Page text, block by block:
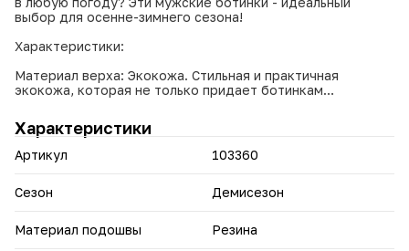
выбор для осенне-зимнего сезона!
Характеристики:
Материал верха: Экокожа. Стильная и практичная
экокожа, которая не только придает ботинкам
Материал подклада: Ворсин. Теплый и мягкий материал,
создающий ощущение уюта и комфорта, сохраняющий
тепло в холодную погоду.
Полнота: увеличенная 9. Оптимальная полнота для
сдавливание и обеспечивающая свободу движений.
Характеристики
Артикул 103360
Сезон Демисезон
Материал подошвы Резина